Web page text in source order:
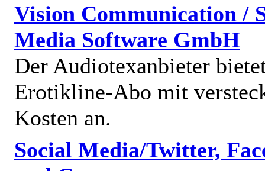
Vision Communication /
Media Software GmbH
Der Audiotexanbieter
Erotikline-Abo mit
Kosten an.
Social Media/Twitter,